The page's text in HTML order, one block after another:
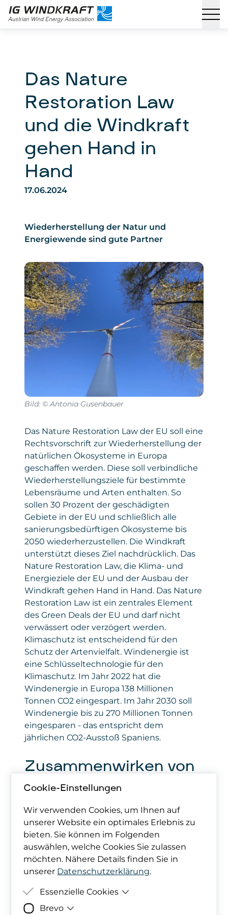
Das Nature
Restoration Law
und die Windkraft
gehen Hand in
Hand
17.06.2024
Wiederherstellung der Natur und
Energiewende sind gute Partner
Bild: © Antonia Gusenbauer
Das Nature Restoration Law der EU soll eine
Rechtsvorschrift zur Wiederherstellung der
natürlichen Ökosysteme in Europa
geschaffen werden. Diese soll verbindliche
Wiederherstellungsziele für bestimmte
Lebensräume und Arten enthalten. So
sollen 30 Prozent der geschädigten
Gebiete in der EU und schließlich alle
sanierungsbedürftigen Ökosysteme bis
2050 wiederherzustellen. Die Windkraft
unterstützt dieses Ziel nachdrücklich. Das
Nature Restoration Law, die Klima- und
Energieziele der EU und der Ausbau der
Windkraft gehen Hand in Hand. Das Nature
Restoration Law ist ein zentrales Element
des Green Deals der EU und darf nicht
verwässert oder verzögert werden.
Klimaschutz ist entscheidend für den
Schutz der Artenvielfalt. Windenergie ist
eine Schlüsseltechnologie für den
Klimaschutz. Im Jahr 2022 hat die
Windenergie in Europa 138 Millionen
Tonnen CO2 eingespart. Im Jahr 2030 soll
Windenergie bis zu 270 Millionen Tonnen
eingesparen - das entspricht dem
jährlichen CO2-Ausstoß Spaniens.
Zusammenwirken von
Windenergie und
Naturschutz
Die Windenergiebranche ist ständig
bestrebt, ihre Auswirkungen auf die Natur
und die biologische Vielfalt zu mildern und
ihre potenziell positiven Auswirkungen zu
während der Brutzeit von Vögeln oder
entlang wichtiger Zugrouten wird
Cookie-Einstellungen
Wir verwenden Cookies, um Ihnen auf
unserer Website ein optimales Erlebnis zu
bieten. Sie können im Folgenden
auswählen, welche Cookies Sie zulassen
möchten. Nähere Details finden Sie in
unserer Datenschutzerklärung.
Essenzielle Cookies
Zweck
Brevo